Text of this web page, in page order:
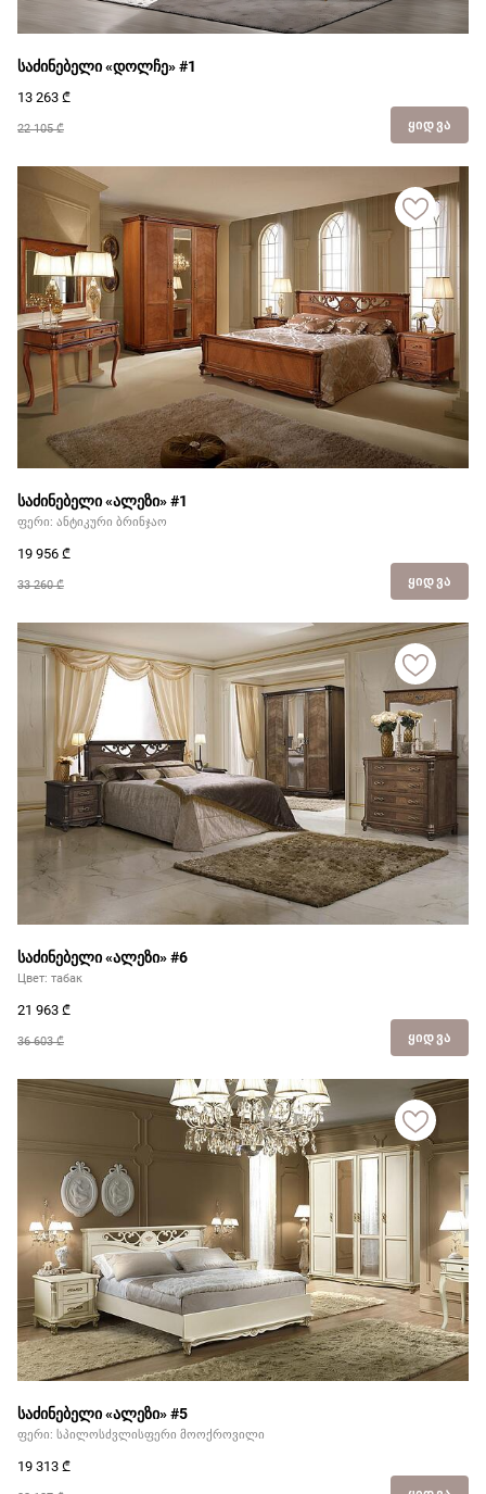
საძინებელი «დოლჩე» #1
22 105 ₾
13 263 ₾
ᲧᲘᲓᲕᲐ
საძინებელი «ალეზი» #1
ფერი: ანტიკური ბრინჯაო
33 260 ₾
19 956 ₾
ᲧᲘᲓᲕᲐ
საძინებელი «ალეზი» #6
Цвет: табак
36 603 ₾
21 963 ₾
ᲧᲘᲓᲕᲐ
საძინებელი «ალეზი» #5
ფერი: სპილოსძვლისფერი მოოქროვილი
19 313 ₾